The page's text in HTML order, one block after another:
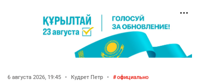
6 августа 2026, 19:45 • Кудрет Петр • официально